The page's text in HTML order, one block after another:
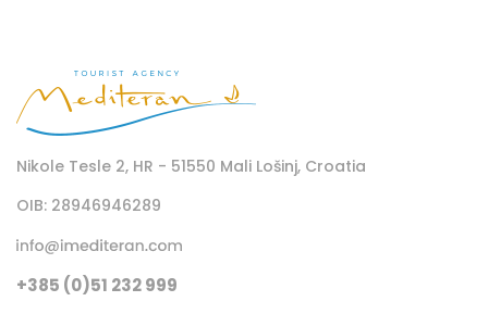
Nikole Tesle 2, HR - 51550 Mali Lošinj, Croatia
OIB: 28946946289
+385 (0)51 232 999